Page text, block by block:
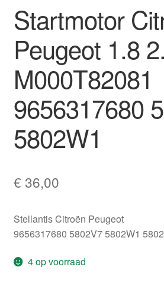
Winkelwagen
Startmotor
Peugeot 1.8
M000T82081
9656317680
5802W1
€ 36,00
Stellantis Citroën Peugeot
9656317680 5802V7 5802W1
4 op voorraad